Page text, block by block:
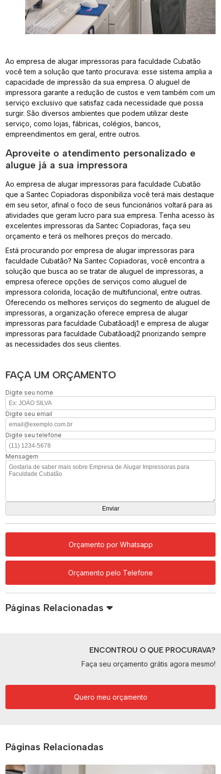
Ao empresa de alugar impressoras para faculdade Cubatão
você tem a solução que tanto procurava: esse sistema amplia a
capacidade de impressão da sua empresa. O aluguel de
impressora garante a redução de custos e vem também com um
serviço exclusivo que satisfaz cada necessidade que possa
surgir. São diversos ambientes que podem utilizar deste
serviço, como lojas, fábricas, colégios, bancos,
empreendimentos em geral, entre outros.
Aproveite o atendimento personalizado e
alugue já a sua impressora
Ao empresa de alugar impressoras para faculdade Cubatão
que a Santec Copiadoras disponibiliza você terá mais destaque
em seu setor, afinal o foco de seus funcionários voltará para as
atividades que geram lucro para sua empresa. Tenha acesso às
excelentes impressoras da Santec Copiadoras, faça seu
orçamento e terá os melhores preços do mercado.
Está procurando por empresa de alugar impressoras para
faculdade Cubatão? Na Santec Copiadoras, você encontra a
solução que busca ao se tratar de aluguel de impressoras, a
empresa oferece opções de serviços como aluguel de
impressora colorida, locação de multifuncional, entre outras.
Oferecendo os melhores serviços do segmento de aluguel de
impressoras, a organização oferece empresa de alugar
impressoras para faculdade Cubatãoadj1 e empresa de alugar
impressoras para faculdade Cubatãoadj2 priorizando sempre
as necessidades dos seus clientes.
FAÇA UM ORÇAMENTO
Digite seu nome
Digite seu email
Digite seu telefone
Mensagem
Orçamento por Whatsapp
Orçamento pelo Telefone
Páginas Relacionadas
ENCONTROU O QUE PROCURAVA?
Faça seu orçamento grátis agora mesmo!
Quero meu orçamento
Páginas Relacionadas